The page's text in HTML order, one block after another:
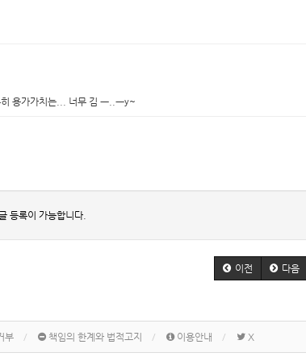
용가가치는... 너무 김 ㅡ..ㅡy~
등록이 가능합니다.
이전 다음
부 책임의 한계와 법적고지 이용안내 X